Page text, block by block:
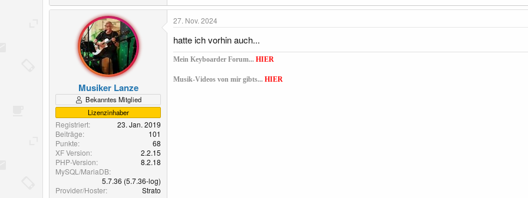
Musiker Lanze
Bekanntes Mitglied
Lizenzinhaber
Registriert
23. Jan. 2019
Beiträge
101
Punkte
68
XF Version
2.2.15
PHP-Version
8.2.18
MySQL/MariaDB
5.7.36 (5.7.36-log)
Provider/Hoster
Strato
27. Nov. 2024
hatte ich vorhin auch...
Mein Keyboarder Forum... HIER
Musik-Videos von mir gibts... HIER